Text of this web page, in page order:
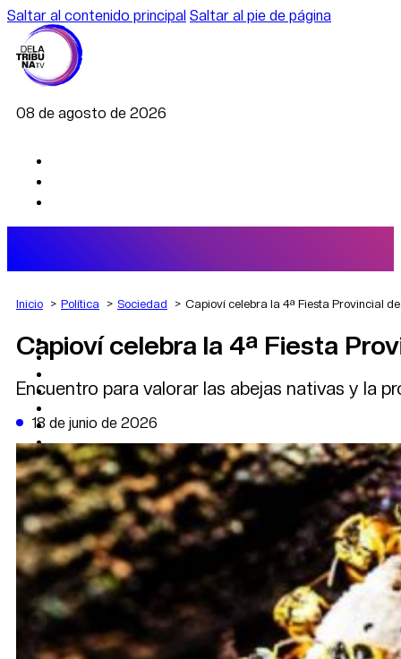
Saltar al contenido principal Saltar al pie de página
08 de agosto de 2026
AGRO
DEPORTES
POLÍTICA
DATA FIRME
DE LA TRIBUNA TV
Inicio Política Sociedad Capioví celebra la 4ª Fiesta Provincial
Capioví celebra la 4ª Fiesta
Encuentro para valorar las abejas nativas y la
18 de junio de 2026